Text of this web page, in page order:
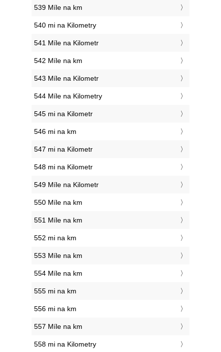
539 Míle na km
540 mi na Kilometry
541 Míle na Kilometr
542 Míle na km
543 Míle na Kilometr
544 Míle na Kilometry
545 mi na Kilometr
546 mi na km
547 mi na Kilometr
548 mi na Kilometr
549 Míle na Kilometr
550 Míle na km
551 Míle na km
552 mi na km
553 Míle na km
554 Míle na km
555 mi na km
556 mi na km
557 Míle na km
558 mi na Kilometry